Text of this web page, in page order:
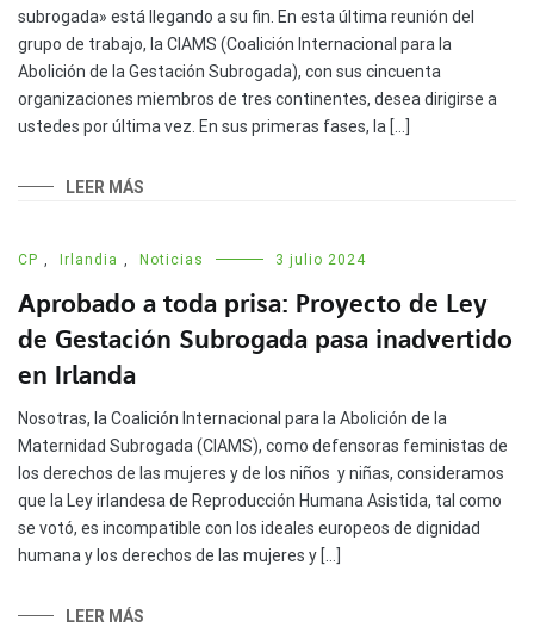
subrogada» está llegando a su fin. En esta última reunión del
grupo de trabajo, la CIAMS (Coalición Internacional para la
Abolición de la Gestación Subrogada), con sus cincuenta
organizaciones miembros de tres continentes, desea dirigirse a
ustedes por última vez. En sus primeras fases, la […]
LEER MÁS
CP Irlandia Noticias 3 julio 2024
Aprobado a toda prisa: Proyecto de Ley
de Gestación Subrogada pasa inadvertido
en Irlanda
Nosotras, la Coalición Internacional para la Abolición de la
Maternidad Subrogada (CIAMS), como defensoras feministas de
los derechos de las mujeres y de los niños y niñas, consideramos
que la Ley irlandesa de Reproducción Humana Asistida, tal como
se votó, es incompatible con los ideales europeos de dignidad
humana y los derechos de las mujeres y […]
LEER MÁS